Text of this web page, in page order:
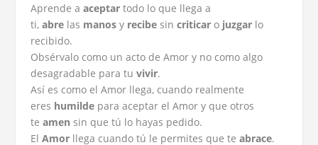
Aprende a aceptar todo lo que llega a
ti, abre las manos y recibe sin criticar o juzgar lo
recibido.
Obsérvalo como un acto de Amor y no como algo
desagradable para tu vivir.
Así es como el Amor llega, cuando realmente
eres humilde para aceptar el Amor y que otros
te amen sin que tú lo hayas pedido.
El Amor llega cuando tú le permites que te abrace.